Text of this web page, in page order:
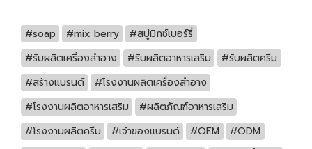
#soap #mix berry
#สบู่มิกซ์เบอร์รี่
#รับผลิตเครื่องสำอาง
#รับผลิตอาหารเสริม
#รับผลิตครีม
#สร้างแบรนด์
#โรงงานผลิตเครื่องสำอาง
#โรงงานผลิตอาหารเสริม
#ผลิตภัณฑ์อาหารเสริม
#โรงงานผลิตครีม
#เจ้าของแบรนด์ #OEM
#ODM